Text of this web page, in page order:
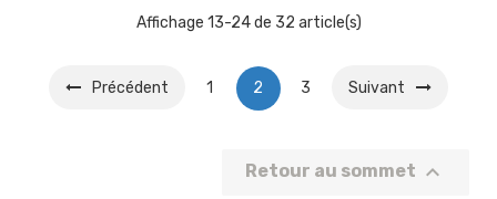
Affichage 13-24 de 32 article(s)
Précédent 1 2 3 Suivant
Retour au sommet 